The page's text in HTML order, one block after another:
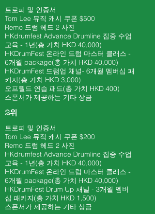
트로피 및 인증서
Tom Lee 뮤직 캐시 쿠폰 $500
​Remo 드럼 헤드 2 사진
HKdrumfest Advance Drumline 집중 수업
교육 - 1년(총 가치 HKD 40,000)
HKDrumFest 온라인 드럼 마스터 클래스 -
6개월 package(총 가치 HKD 40,000)
HKDrumFest 드럼업 채널- 6개월 멤버십 패
키지(총 가치 HKD 3,000)
오프월드 연습 패드(총 가치 HKD 400)
스폰서가 제공하는 기타 상금
2위
트로피 및 인증서
Tom Lee 뮤직 캐시 쿠폰 $200
​Remo 드럼 헤드 2 사진
HKdrumfest Advance Drumline 집중 수업
교육 - 1년(총 가치 HKD 40,000)
HKDrumFest 온라인 드럼 마스터 클래스 -
6개월 package(총 가치 HKD 40,000)
HKDrumFest Drum Up 채널 - 3개월 멤버
십 패키지(총 가치 HKD 1,500)
스폰서가 제공하는 기타 상금